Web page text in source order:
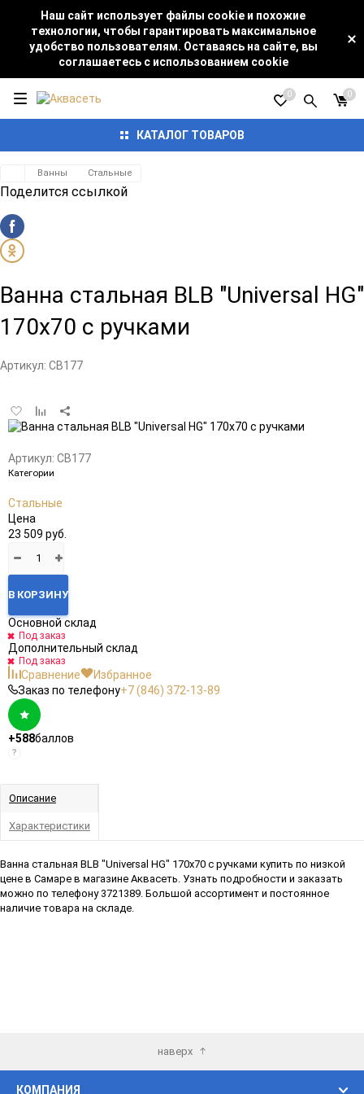
Наш сайт использует файлы cookie и похожие
технологии, чтобы гарантировать максимальное
удобство пользователям. Оставаясь на сайте, вы
соглашаетесь с использованием cookie
КАТАЛОГ ТОВАРОВ
0 0
Ванны Стальные
Поделится ссылкой
Ванна стальная BLB "Universal HG"
170x70 с ручками
Артикул: СВ177
Добавить
в
Добавить
к
Артикул: СВ177
Категории
Стальные
Цена
23 509 руб.
В КОРЗИНУ
Основной склад
Под заказ
Дополнительный склад
Под заказ
Сравнение
Избранное
Заказ по телефону+7 (846) 372-13-89
+588баллов
?
Описание
Характеристики
Ванна стальная BLB "Universal HG" 170x70 с ручками купить по низкой
цене в Самаре в магазине Аквасеть. Узнать подробности и заказать
можно по телефону 3721389. Большой ассортимент и постоянное
наличие товара на складе.
наверх
КОМПАНИЯ